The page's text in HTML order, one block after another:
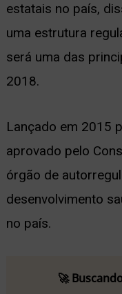
estatais no país,
uma estrutura
será uma das
2018.
Lançado em 2015
aprovado pelo
órgão de
desenvolvimento
no país.
🚀